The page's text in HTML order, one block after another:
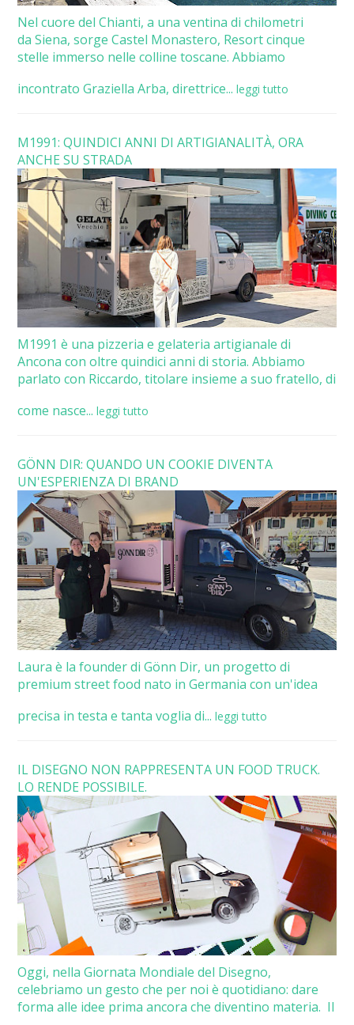
Nel cuore del Chianti, a una ventina di chilometri
da Siena, sorge Castel Monastero, Resort cinque
stelle immerso nelle colline toscane. Abbiamo
incontrato Graziella Arba, direttrice... leggi tutto
M1991: QUINDICI ANNI DI ARTIGIANALITÀ, ORA
ANCHE SU STRADA
M1991 è una pizzeria e gelateria artigianale di
Ancona con oltre quindici anni di storia. Abbiamo
parlato con Riccardo, titolare insieme a suo fratello, di
come nasce... leggi tutto
GÖNN DIR: QUANDO UN COOKIE DIVENTA
UN'ESPERIENZA DI BRAND
Laura è la founder di Gönn Dir, un progetto di
premium street food nato in Germania con un'idea
precisa in testa e tanta voglia di... leggi tutto
IL DISEGNO NON RAPPRESENTA UN FOOD TRUCK.
LO RENDE POSSIBILE.
Oggi, nella Giornata Mondiale del Disegno,
celebriamo un gesto che per noi è quotidiano: dare
forma alle idee prima ancora che diventino materia. Il